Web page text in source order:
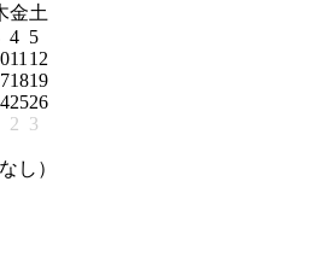
金土
4 5
11 12
1819
2526
2 3
し）